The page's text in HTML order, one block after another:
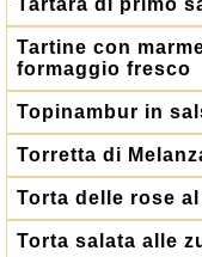
Tartara di primo
Tartine con
formaggio fresco
Topinambur in
Torretta di
Torta delle rose
Torta salata alle